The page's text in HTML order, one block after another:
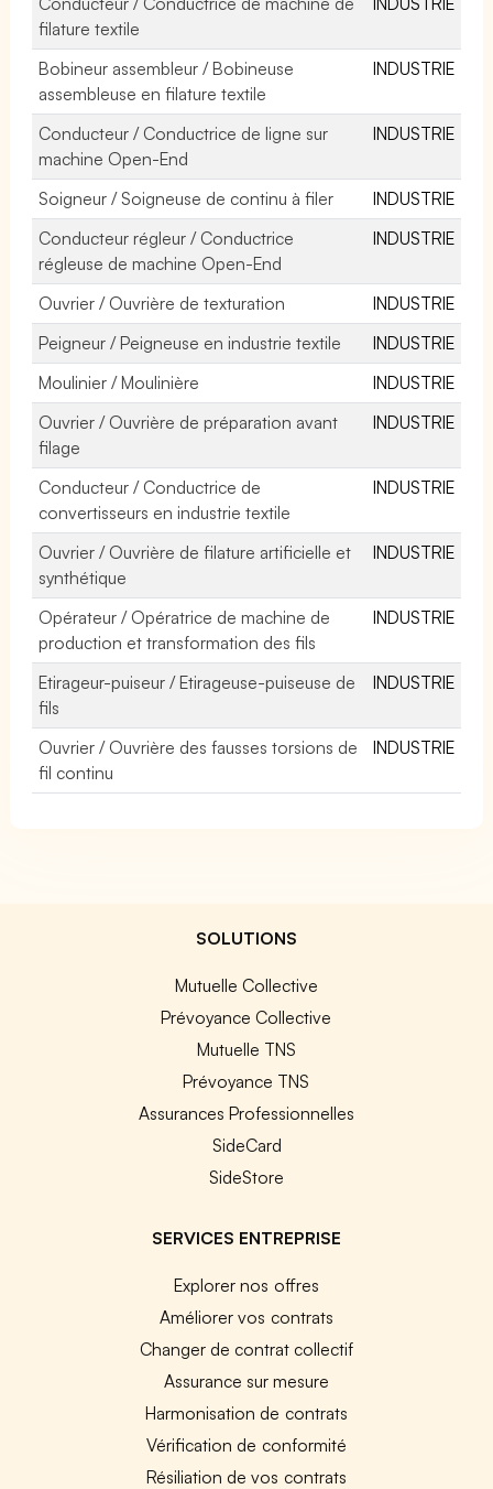
filature textile
Bobineur assembleur / Bobineuse
assembleuse en filature textile
INDUSTRIE
Conducteur / Conductrice de ligne sur
machine Open-End
INDUSTRIE
Soigneur / Soigneuse de continu à filer
INDUSTRIE
Conducteur régleur / Conductrice
régleuse de machine Open-End
INDUSTRIE
Ouvrier / Ouvrière de texturation
INDUSTRIE
Peigneur / Peigneuse en industrie textile
INDUSTRIE
Moulinier / Moulinière
INDUSTRIE
Ouvrier / Ouvrière de préparation avant
filage
INDUSTRIE
Conducteur / Conductrice de
convertisseurs en industrie textile
INDUSTRIE
Ouvrier / Ouvrière de filature artificielle et
synthétique
INDUSTRIE
Opérateur / Opératrice de machine de
production et transformation des fils
INDUSTRIE
Etirageur-puiseur / Etirageuse-puiseuse de
fils
INDUSTRIE
Ouvrier / Ouvrière des fausses torsions de
fil continu
INDUSTRIE
SOLUTIONS
Mutuelle Collective
Prévoyance Collective
Mutuelle TNS
Prévoyance TNS
Assurances Professionnelles
SideCard
SideStore
SERVICES ENTREPRISE
Explorer nos offres
Améliorer vos contrats
Changer de contrat collectif
Assurance sur mesure
Harmonisation de contrats
Vérification de conformité
Résiliation de vos contrats